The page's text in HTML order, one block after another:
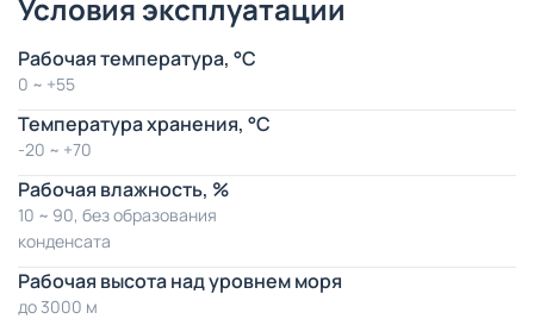
Условия эксплуатации
Рабочая температура, °C
0 ~ +55
Температура хранения, °C
-20 ~ +70
Рабочая влажность, %
10 ~ 90, без образования
конденсата
Рабочая высота над уровнем моря
до 3000 м